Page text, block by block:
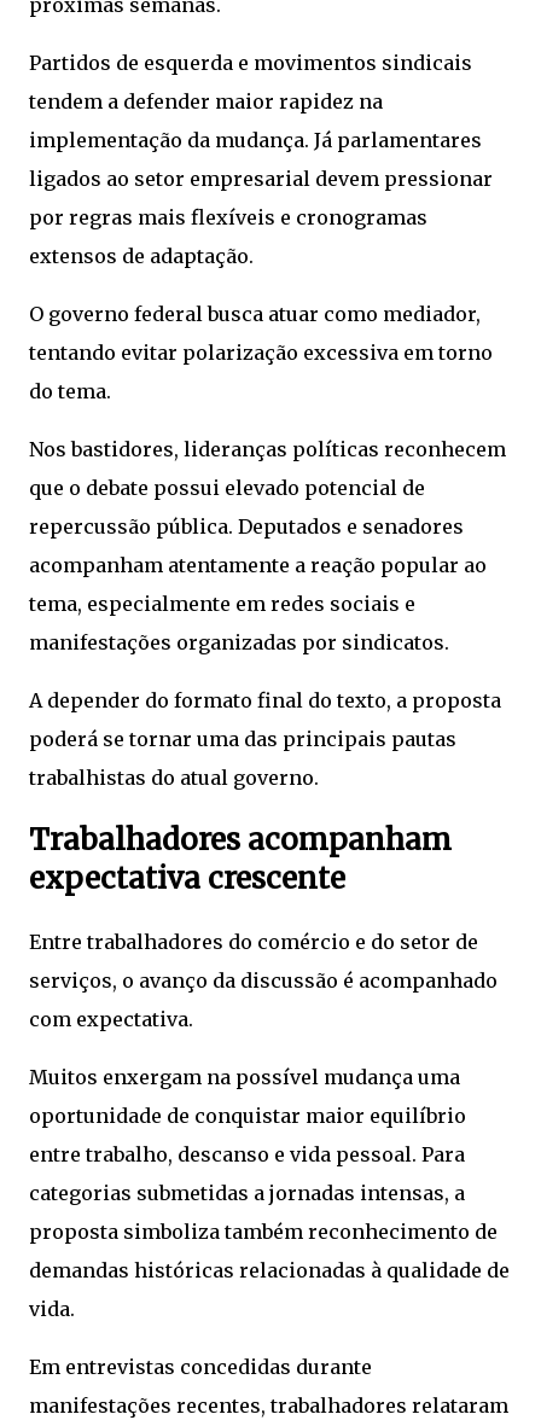
próximas semanas.
Partidos de esquerda e movimentos sindicais
tendem a defender maior rapidez na
implementação da mudança. Já parlamentares
ligados ao setor empresarial devem pressionar
por regras mais flexíveis e cronogramas
extensos de adaptação.
O governo federal busca atuar como mediador,
tentando evitar polarização excessiva em torno
do tema.
Nos bastidores, lideranças políticas reconhecem
que o debate possui elevado potencial de
repercussão pública. Deputados e senadores
acompanham atentamente a reação popular ao
tema, especialmente em redes sociais e
manifestações organizadas por sindicatos.
A depender do formato final do texto, a proposta
poderá se tornar uma das principais pautas
trabalhistas do atual governo.
Trabalhadores acompanham
expectativa crescente
Entre trabalhadores do comércio e do setor de
serviços, o avanço da discussão é acompanhado
com expectativa.
Muitos enxergam na possível mudança uma
oportunidade de conquistar maior equilíbrio
entre trabalho, descanso e vida pessoal. Para
categorias submetidas a jornadas intensas, a
proposta simboliza também reconhecimento de
demandas históricas relacionadas à qualidade de
vida.
Em entrevistas concedidas durante
manifestações recentes, trabalhadores relataram